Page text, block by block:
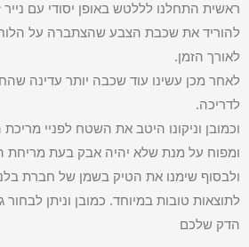
ראשית התחלנו לללטש באופן יסודי עם
להוריד את שכבת הצבע שהצתברה על
לאורך הזמן.
לאחר מכן עשינו עוד שכבה יותר עדינה
לדריכה.
וכמובן וניקונו היטב את השטח לפניי
ומפוח על מנת שלא יהיה אבק בעת מריחת
ולבסוף שימנו את הטיק בשמן של חברת
לתוצאות טובות במיוחד. כמובן וניתן לבחור
הדק שלכם